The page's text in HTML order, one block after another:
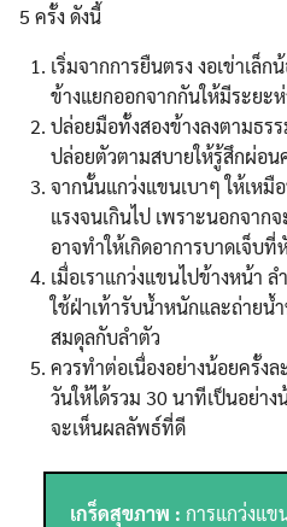
5 ครั้ง ดังนี้
เริ่มจากการยืนตรง งอเข่าเล็
ข้างแยกออกจากกันให้มีระยะ
ปล่อยมือทั้งสองข้างลงตามธร
ปล่อยตัวตามสบายให้รู้สึกผ่อน
จากนั้นแกว่งแขนเบาๆ ให้เห
แรงจนเกินไป เพราะนอกจาก
อาจทำให้เกิดอาการบาดเจ็บที่
เมื่อเราแกว่งแขนไปข้างหน้า
ใช้ฝ่าเท้ารับน้ำหนักและถ่ายน้
สมดุลกับลำตัว
ควรทำต่อเนื่องอย่างน้อยครั้ง
วันให้ได้รวม 30 นาทีเป็นอย่า
จะเห็นผลลัพธ์ที่ดี
เกร็ดสุขภาพ : การแกว่งแข